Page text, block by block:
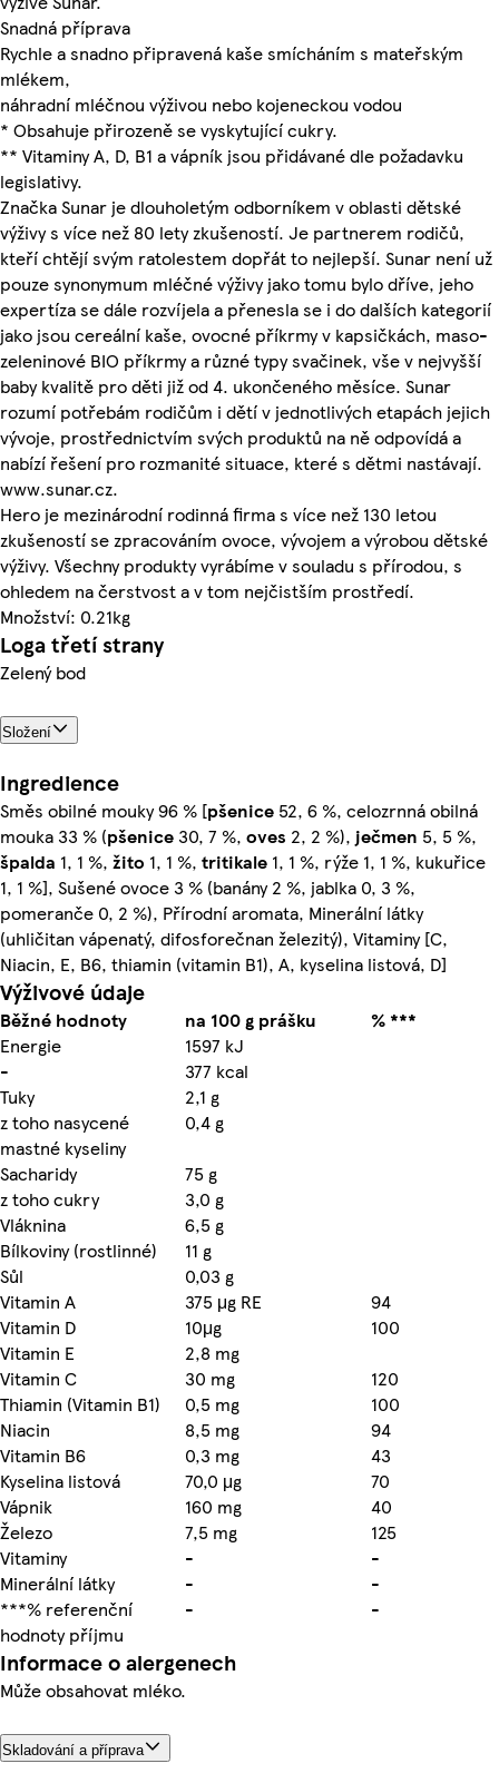
Snadná příprava
Rychle a snadno připravená kaše smícháním s mateřským
mlékem,
náhradní mléčnou výživou nebo kojeneckou vodou
* Obsahuje přirozeně se vyskytující cukry.
** Vitaminy A, D, B1 a vápník jsou přidávané dle požadavku
legislativy.
Značka Sunar je dlouholetým odborníkem v oblasti dětské
výživy s více než 80 lety zkušeností. Je partnerem rodičů,
kteří chtějí svým ratolestem dopřát to nejlepší. Sunar není už
pouze synonymum mléčné výživy jako tomu bylo dříve, jeho
expertíza se dále rozvíjela a přenesla se i do dalších kategorií
jako jsou cereální kaše, ovocné příkrmy v kapsičkách, maso-
zeleninové BIO příkrmy a různé typy svačinek, vše v nejvyšší
baby kvalitě pro děti již od 4. ukončeného měsíce. Sunar
rozumí potřebám rodičům i dětí v jednotlivých etapách jejich
vývoje, prostřednictvím svých produktů na ně odpovídá a
nabízí řešení pro rozmanité situace, které s dětmi nastávají.
www.sunar.cz.
Hero je mezinárodní rodinná firma s více než 130 letou
zkušeností se zpracováním ovoce, vývojem a výrobou dětské
výživy. Všechny produkty vyrábíme v souladu s přírodou, s
ohledem na čerstvost a v tom nejčistším prostředí.
Množství: 0.21kg
Loga třetí strany
Zelený bod
Složení
Ingredience
Směs obilné mouky 96 % [pšenice 52, 6 %, celozrnná obilná
mouka 33 % (pšenice 30, 7 %, oves 2, 2 %), ječmen 5, 5 %,
špalda 1, 1 %, žito 1, 1 %, tritikale 1, 1 %, rýže 1, 1 %, kukuřice
1, 1 %], Sušené ovoce 3 % (banány 2 %, jablka 0, 3 %,
pomeranče 0, 2 %), Přírodní aromata, Minerální látky
(uhličitan vápenatý, difosforečnan železitý), Vitaminy [C,
Niacin, E, B6, thiamin (vitamin B1), A, kyselina listová, D]
Výživové údaje
Běžné hodnoty na 100 g prášku
% ***
Energie
1597 kJ
-
377 kcal
Tuky
2,1 g
z toho nasycené
mastné kyseliny
0,4 g
Sacharidy
75 g
z toho cukry
3,0 g
Vláknina
6,5 g
Bílkoviny (rostlinné)
11 g
Sůl
0,03 g
Vitamin A
375 μg RE
94
Vitamin D
10μg
100
Vitamin E
2,8 mg
Vitamin C
30 mg
120
Thiamin (Vitamin B1)
0,5 mg
100
Niacin
8,5 mg
94
Vitamin B6
0,3 mg
43
Kyselina listová
70,0 μg
70
Vápnik
160 mg
40
Železo
7,5 mg
125
Vitaminy
-
-
Minerální látky
-
-
***% referenční
hodnoty příjmu
- -
Informace o alergenech
Může obsahovat mléko.
Skladování a příprava